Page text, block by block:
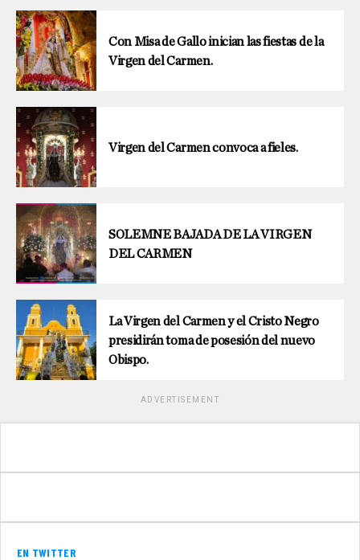
Con Misa de Gallo inician las fiestas de la
Virgen del Carmen.
Virgen del Carmen convoca a fieles.
SOLEMNE BAJADA DE LA VIRGEN
DEL CARMEN
La Virgen del Carmen y el Cristo Negro
presidirán toma de posesión del nuevo
Obispo.
ADVERTISEMENT
EN TWITTER